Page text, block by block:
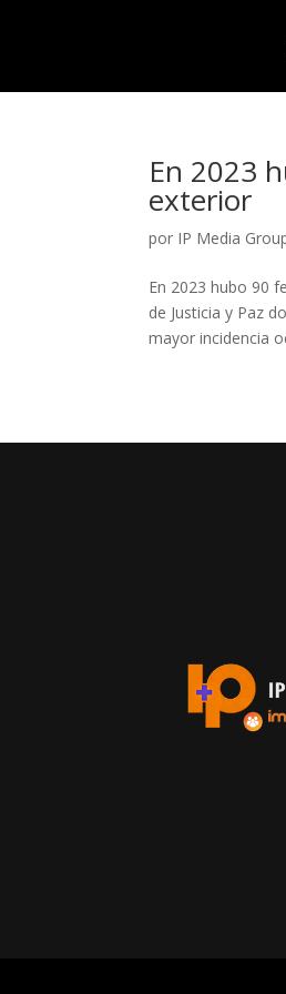
En 2023
exterior
por IP Media
En 2023 hubo 90
de Justicia y Paz
mayor incidencia